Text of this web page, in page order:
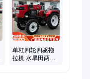
单杠四轮四驱拖
拉机 水旱田两用